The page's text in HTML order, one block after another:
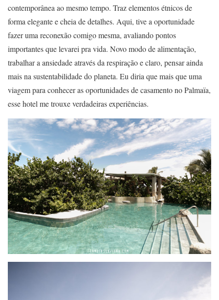
contemporânea ao mesmo tempo. Traz elementos étnicos de
forma elegante e cheia de detalhes. Aqui, tive a oportunidade
fazer uma reconexão comigo mesma, avaliando pontos
importantes que levarei pra vida. Novo modo de alimentação,
trabalhar a ansiedade através da respiração e claro, pensar ainda
mais na sustentabilidade do planeta. Eu diria que mais que uma
viagem para conhecer as oportunidades de casamento no Palmaïa,
esse hotel me trouxe verdadeiras experiências.